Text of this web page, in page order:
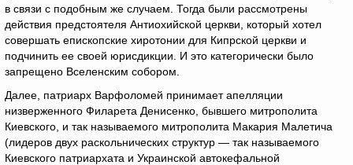
в связи с подобным же случаем. Тогда были рассмотрены
действия предстоятеля Антиохийской церкви, который хотел
совершать епископские хиротонии для Кипрской церкви и
подчинить ее своей юрисдикции. И это категорически было
запрещено Вселенским собором.
Далее, патриарх Варфоломей принимает апелляции
низверженного Филарета Денисенко, бывшего митрополита
Киевского, и так называемого митрополита Макария Малетича
(лидеров двух раскольнических структур — так называемого
Киевского патриархата и Украинской автокефальной